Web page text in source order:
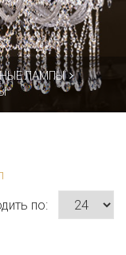
ЛАМПЫ
по: